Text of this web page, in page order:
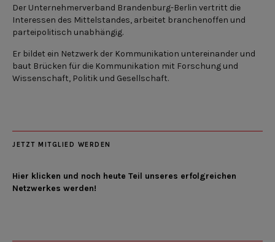
Der Unternehmerverband Brandenburg-Berlin vertritt die
Interessen des Mittelstandes, arbeitet branchenoffen und
parteipolitisch unabhängig.
Er bildet ein Netzwerk der Kommunikation untereinander und
baut Brücken für die Kommunikation mit Forschung und
Wissenschaft, Politik und Gesellschaft.
JETZT MITGLIED WERDEN
Hier klicken und noch heute Teil unseres erfolgreichen
Netzwerkes werden!